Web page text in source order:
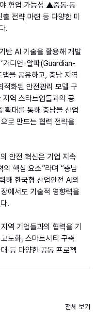
협업 가능성 ▲중동·동
전략 마련 등 다양한 미
.
반 AI 기술을 활용해 개발
가디언-알파(Guardian-
을 공유하고, 충남 지역
적화된 안전관리 모델 구
역 스타트업들과의 공
확대를 통해 충남을 산업
로 만드는 협력 전략을
안전 혁신은 기업 지속
의 핵심 요소”라며 “충남
해 한국형 산업안전 AI의
에서도 기술적 영향력을
.
역 기업들과의 협력을 기
도화, 스마트시티 구축
등 다양한 공동 프로젝
전체 보기